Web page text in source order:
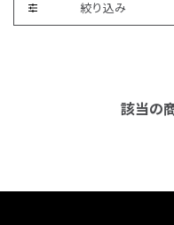
絞り込み
該当の